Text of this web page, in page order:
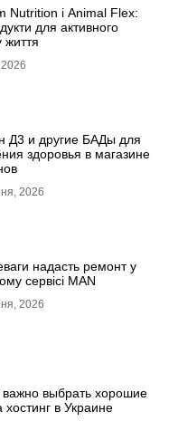
Nutrition і Animal Flex:
для активного
життя
2026
Д3 и другие БАДы для
здоровья в магазине
2026
надасть ремонт у
сервісі MAN
2026
выбрать хорошие
в Украине